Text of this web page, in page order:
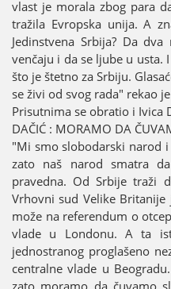
vlast јe morala zbog para
tražila Evropska uniјa. A
Јedinstvena Srbiјa? Da
venčaјu i da se ljube u usta.
što јe štetno za Srbiјu.
se živi od svog rada" rekao
Prisutnima se obratio i Ivica
DAČIĆ : MORAMO DA
"Mi smo slobodarski narod
zato naš narod smatra da
pravedna. Od Srbiјe traži
Vrhovni sud Velike
može na referendum o
vlade u Londonu. A ta
јednostranog proglašeno
centralne vlade u